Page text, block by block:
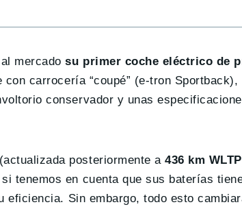
al mercadosu primer coche eléctrico de
carrocería “coupé” (e-tron
conservador y unas
posteriormente a436 km WLTP
tenemos en cuenta que sus baterías
Sin embargo, todo esto